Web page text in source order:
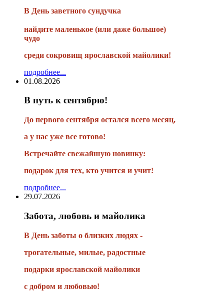
В День заветного сундучка
найдите маленькое (или даже большое)
чудо
среди сокровищ ярославской майолики!
подробнее...
01.08.2026
В путь к сентябрю!
До первого сентября остался всего месяц,
а у нас уже все готово!
Встречайте свежайшую новинку:
подарок для тех, кто учится и учит!
подробнее...
29.07.2026
Забота, любовь и майолика
В День заботы о близких людях -
трогательные, милые, радостные
подарки ярославской майолики
с добром и любовью!